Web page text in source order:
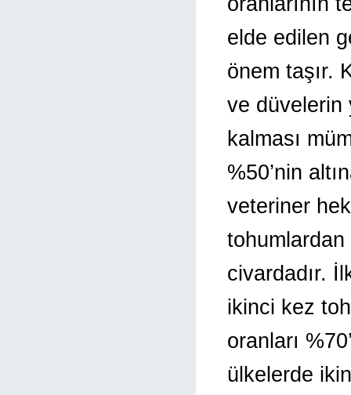
elde edilen
önem taşır.
ve düvelerin
kalması
%50’nin
veteriner
civardadır.
ikinci kez
oranları
ülkelerde